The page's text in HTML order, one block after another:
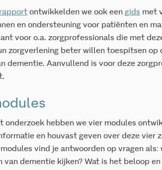
ontwikkelden we ook een gids met
en ondersteuning voor patiënten en
voor o.a. zorgprofessionals die met
zorgverlening beter willen toespitsen op
dementie. Aanvullend is voor deze
onderzoek hebben we vier modules
en houvast geven over deze vier
vind je antwoorden op vragen
van dementie kijken? Wat is het beloop